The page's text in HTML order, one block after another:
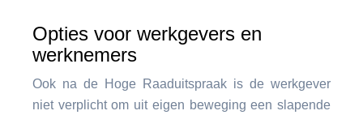
Opties voor werkgevers en
werknemers
Ook na de Hoge Raaduitspraak is de werkgever
niet verplicht om uit eigen beweging een slapende